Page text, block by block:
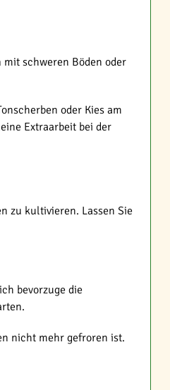
schweren Böden oder
oder Kies am
Extraarbeit bei der
zu kultivieren. Lassen Sie
bevorzuge die
nicht mehr gefroren ist.